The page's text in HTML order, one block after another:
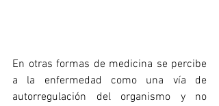
En otras formas de medicina se percibe
a la enfermedad como una vía de
autorregulación del organismo y no